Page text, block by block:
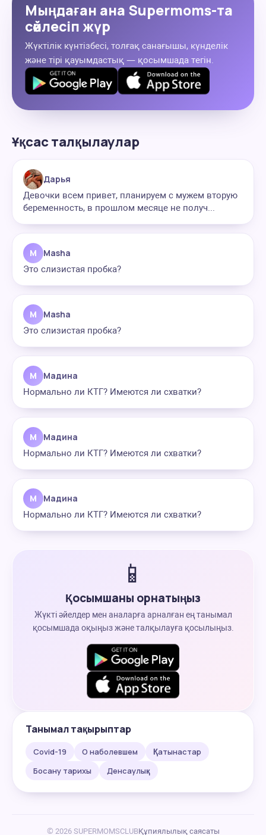
Мыңдаған ана Supermoms-та
сөйлесіп жүр
Жүктілік күнтізбесі, толғақ санағышы, күнделік
және тірі қауымдастық — қосымшада тегін.
Ұқсас талқылаулар
Дарья
Девочки всем привет, планируем с мужем вторую
беременность, в прошлом месяце не получ...
M Masha
Это слизистая пробка?
M Masha
Это слизистая пробка?
М Мадина
Нормально ли КТГ? Имеются ли схватки?
М Мадина
Нормально ли КТГ? Имеются ли схватки?
М Мадина
Нормально ли КТГ? Имеются ли схватки?
📱
Қосымшаны орнатыңыз
Жүкті әйелдер мен аналарға арналған ең танымал
қосымшада оқыңыз және талқылауға қосылыңыз.
Танымал тақырыптар
Covid-19 О наболевшем
Қатынастар
Босану тарихы
Денсаулық
© 2026 SUPERMOMSCLUBҚұпиялылық саясаты